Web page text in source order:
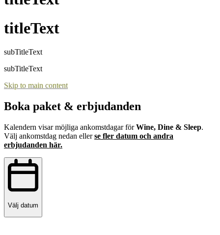
titleText
subTitleText
subTitleText
Skip to main content
Boka paket & erbjudanden
Kalendern visar möjliga ankomstdagar förWine, Dine & Sleep.
Välj ankomstdag nedan ellerse fler datum och andra
erbjudanden här.
Välj datum